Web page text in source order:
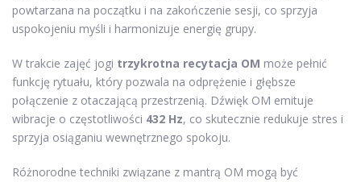
powtarzana na początku i na zakończenie sesji, co sprzyja
uspokojeniu myśli i harmonizuje energię grupy.
W trakcie zajęć jogi trzykrotna recytacja OM może pełnić
funkcję rytuału, który pozwala na odprężenie i głębsze
połączenie z otaczającą przestrzenią. Dźwięk OM emituje
wibracje o częstotliwości 432 Hz, co skutecznie redukuje stres i
sprzyja osiąganiu wewnętrznego spokoju.
Różnorodne techniki związane z mantrą OM mogą być